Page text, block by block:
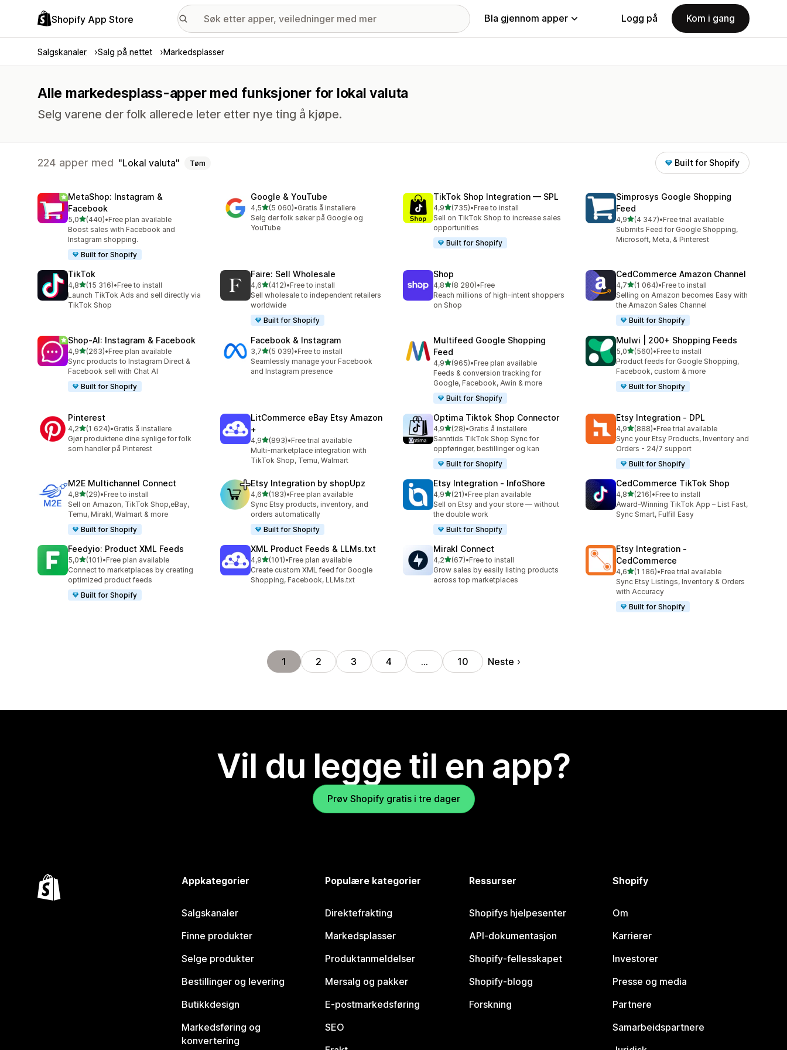
Shopify App Store Bla gjennom apper Logg på Kom i gang
Salgskanaler Salg på nettet Markedsplasser
Alle markedesplass-apper med funksjoner for lokal valuta
Selg varene der folk allerede leter etter nye ting å kjøpe.
224 apper med Lokal valuta Tøm Built for Shopify
MetaShop: Instagram &
Facebook
5,0av 5 stjerner
(440)
Totalt 440 omtaler
•Free plan available
Boost sales with Facebook and
Instagram shopping.
Built for Shopify
Google & YouTube
4,5av 5 stjerner
(5 060)
Totalt 5060 omtaler
•Gratis å installere
Selg der folk søker på Google og
YouTube
TikTok Shop Integration — SPL
4,9av 5 stjerner
(735)
Totalt 735 omtaler
•Free to install
Sell on TikTok Shop to increase sales
opportunities
Built for Shopify
Simprosys Google Shopping
Feed
4,9av 5 stjerner
(4 347)
Totalt 4347 omtaler
•Free trial available
Submits Feed for Google Shopping,
Microsoft, Meta, & Pinterest
TikTok
4,8av 5 stjerner
(15 316)
Totalt 15316 omtaler
•Free to install
Launch TikTok Ads and sell directly via
TikTok Shop
Faire: Sell Wholesale
4,6av 5 stjerner
(412)
Totalt 412 omtaler
•Free to install
Sell wholesale to independent retailers
worldwide
Built for Shopify
Shop
4,8av 5 stjerner
(8 280)
Totalt 8280 omtaler
•Free
Reach millions of high-intent shoppers
on Shop
CedCommerce Amazon Channel
4,7av 5 stjerner
(1 064)
Totalt 1064 omtaler
•Free to install
Selling on Amazon becomes Easy with
the Amazon Sales Channel
Built for Shopify
Shop‑AI: Instagram & Facebook
4,9av 5 stjerner
(263)
Totalt 263 omtaler
•Free plan available
Sync products to Instagram Direct &
Facebook sell with Chat AI
Built for Shopify
Facebook & Instagram
3,7av 5 stjerner
(5 039)
Totalt 5039 omtaler
•Free to install
Seamlessly manage your Facebook
and Instagram presence
Multifeed Google Shopping
Feed
4,9av 5 stjerner
(965)
Totalt 965 omtaler
•Free plan available
Feeds & conversion tracking for
Google, Facebook, Awin & more
Built for Shopify
Mulwi | 200+ Shopping Feeds
5,0av 5 stjerner
(560)
Totalt 560 omtaler
•Free to install
Product feeds for Google Shopping,
Facebook, custom & more
Built for Shopify
Pinterest
4,2av 5 stjerner
(1 624)
Totalt 1624 omtaler
•Gratis å installere
Gjør produktene dine synlige for folk
som handler på Pinterest
LitCommerce eBay Etsy Amazon
+
4,9av 5 stjerner
(893)
Totalt 893 omtaler
•Free trial available
Multi-marketplace integration with
TikTok Shop, Temu, Walmart
Optima Tiktok Shop Connector
4,9av 5 stjerner
(28)
Totalt 28 omtaler
•Gratis å installere
Sanntids TikTok Shop Sync for
oppføringer, bestillinger og kan
Built for Shopify
Etsy Integration ‑ DPL
4,9av 5 stjerner
(888)
Totalt 888 omtaler
•Free trial available
Sync your Etsy Products, Inventory and
Orders - 24/7 support
Built for Shopify
M2E Multichannel Connect
4,8av 5 stjerner
(29)
Totalt 29 omtaler
•Free to install
Sell on Amazon, TikTok Shop,eBay,
Temu, Mirakl, Walmart & more
Built for Shopify
Etsy Integration by shopUpz
4,6av 5 stjerner
(183)
Totalt 183 omtaler
•Free plan available
Sync Etsy products, inventory, and
orders automatically
Built for Shopify
Etsy Integration ‑ InfoShore
4,9av 5 stjerner
(21)
Totalt 21 omtaler
•Free plan available
Sell on Etsy and your store — without
the double work
Built for Shopify
CedCommerce TikTok Shop
4,8av 5 stjerner
(216)
Totalt 216 omtaler
•Free to install
Award-Winning TikTok App – List Fast,
Sync Smart, Fulfill Easy
Feedyio: Product XML Feeds
5,0av 5 stjerner
(101)
Totalt 101 omtaler
•Free plan available
Connect to marketplaces by creating
optimized product feeds
Built for Shopify
XML Product Feeds & LLMs.txt
4,9av 5 stjerner
(101)
Totalt 101 omtaler
•Free plan available
Create custom XML feed for Google
Shopping, Facebook, LLMs.txt
Mirakl Connect
4,2av 5 stjerner
(67)
Totalt 67 omtaler
•Free to install
Grow sales by easily listing products
across top marketplaces
Etsy Integration ‑
CedCommerce
4,6av 5 stjerner
(1 186)
Totalt 1186 omtaler
•Free trial available
Sync Etsy Listings, Inventory & Orders
with Accuracy
Built for Shopify
1 2 3 4 … 10 Neste
Vil du legge til en app?
Prøv Shopify gratis i tre dager
Appkategorier
Salgskanaler
Finne produkter
Selge produkter
Bestillinger og levering
Butikkdesign
Markedsføring og
konvertering
Populære kategorier
Direktefrakting
Markedsplasser
Produktanmeldelser
Mersalg og pakker
E-postmarkedsføring
SEO
Ressurser
Shopifys hjelpesenter
API-dokumentasjon
Shopify-fellesskapet
Shopify-blogg
Forskning
Shopify
Om
Karrierer
Investorer
Presse og media
Partnere
Samarbeidspartnere